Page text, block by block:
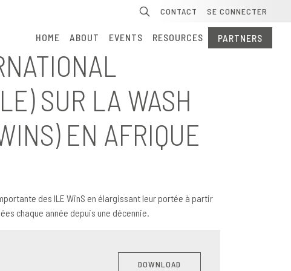
Search
CONTACT SE CONNECTER
HOME ABOUT EVENTS RESOURCES PARTNERS
SUR LA WASH
EN AFRIQUE
des ILE WinS en élargissant leur portée à partir
chaque année depuis une décennie.
DOWNLOAD